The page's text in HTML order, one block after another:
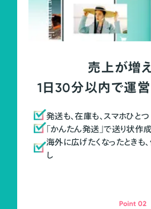
売上が増
1日30分以内で運
発送も、在庫も、スマホひとつ
「かんたん発送」で送り状作
海外に広げたくなったときも
し
Point 02